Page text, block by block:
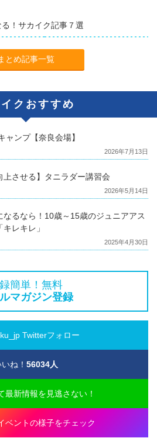
！サカイク記事７選
とめ記事一覧
クおすすめ
ャンプ【奈良会場】
2026年7月13日
上させる】タニラダー講習会
2026年5月14日
なるなら！10歳～15歳のジュニアアス
レキレ」
2025年4月30日
簡単！無料
マガジン登録
Twitterフォロー
ね！ 56034人
最新情報を見逃さない！
ベントの様子をチェック